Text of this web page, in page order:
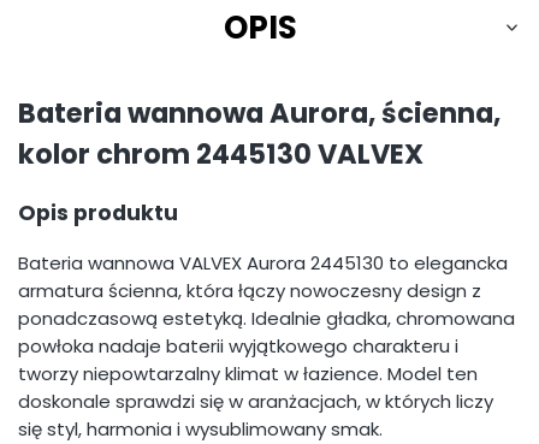
OPIS
Bateria wannowa Aurora, ścienna,
kolor chrom 2445130 VALVEX
Opis produktu
Bateria wannowa VALVEX Aurora 2445130 to elegancka
armatura ścienna, która łączy nowoczesny design z
ponadczasową estetyką. Idealnie gładka, chromowana
powłoka nadaje baterii wyjątkowego charakteru i
tworzy niepowtarzalny klimat w łazience. Model ten
doskonale sprawdzi się w aranżacjach, w których liczy
się styl, harmonia i wysublimowany smak.